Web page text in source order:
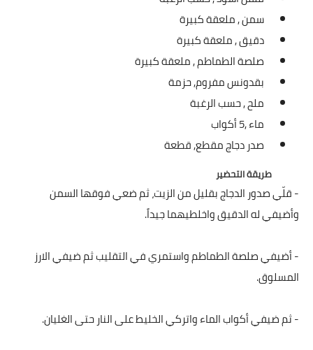
الجمال والريجيم
أطباق عيد الأضحي
سمن ,ملعقة كبيرة
دقيق ,ملعقة كبيرة
صلصة الطماطم ,ملعقة كبيرة
بقدونس مفروم,حزمة
ملح ,حسب الرغبة
ماء ,5 أكواب
صدر دجاج مقطع,قطعة
طريقة التحضير
- قلّي صدور الدجاج بقليل من الزيت، ثم ضعي فوقها السمن
وأضيفي له الدقيق واخلطيهما جيداً.
- أضيفي صلصة الطماطم واستمري في التقليب ثم ضيفي الارز
المسلوق.
- ثم ضيفي أكواب الماء واتركي الخليط على النار حتى الغليان.